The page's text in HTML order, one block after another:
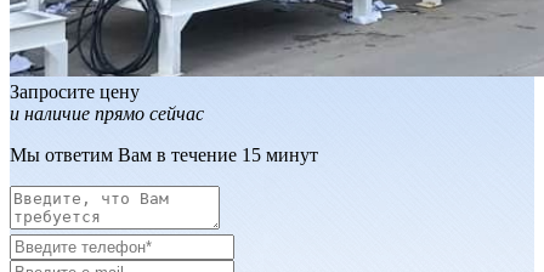
Запросите цену
и наличие прямо сейчас
Мы ответим Вам в течение 15 минут